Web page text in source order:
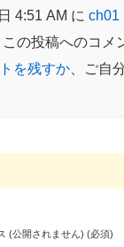
4:51 AM に ch01
の投稿へのコメ
を残すか、ご自
(公開されません) (必須)